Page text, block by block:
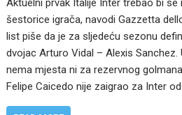
Aktuelni prvak Italije Inter trebao bi
šestorice igrača, navodi Gazzetta
list piše da je za sljedeću sezonu
dvojac Arturo Vidal – Alexis
nema mjesta ni za rezervnog
Felipe Caicedo nije zaigrao za Inter